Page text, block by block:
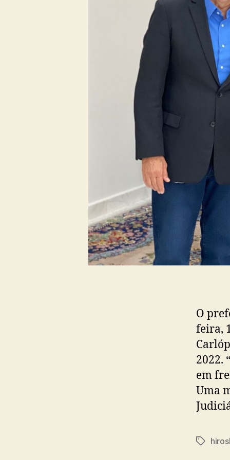
O
feira,
2022.
em
Uma
Tags